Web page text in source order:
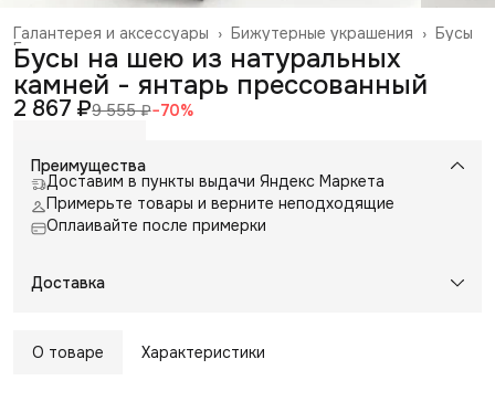
Бусы
Бижутерные украшения ›
Галантерея и аксессуары ›
Главная
Бусы на шею из натуральных
камней - янтарь прессованный
2 867 ₽9 555 ₽−70%
Преимущества
Доставим в пункты выдачи Яндекс Маркета
Примерьте товары и верните неподходящие
Оплаивайте после примерки
Доставка
О товаре Характеристики